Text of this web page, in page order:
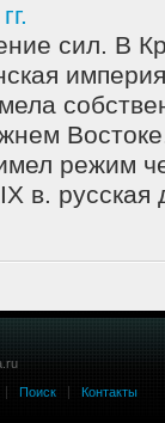
сил. В
режим
в. русская
Поиск Контакты